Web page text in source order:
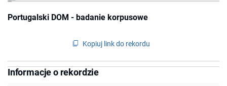
Portugalski DOM - badanie korpusowe
Kopiuj link do rekordu
Informacje o rekordzie